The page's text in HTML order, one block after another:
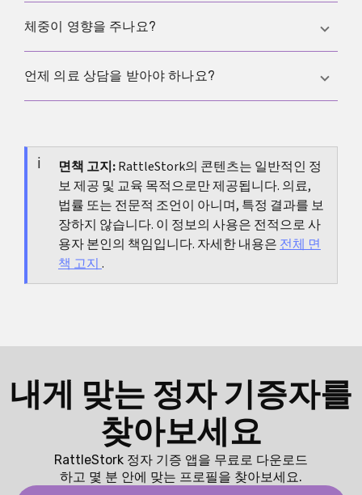
이쪽이 더 큰 도움이 되는 경우가 많습니다. 실제로 지
건강한 사람에서 폐경을 늦추는 목적에 대해서는 근거
한 설명이 전제되어야 합니다.
체중이 영향을 주나요?
극단적인 저체중과 만성적인 에너지 부족은 호르몬에
언제 의료 상담을 받아야 하나요?
혈, 증상이 심한 경우, 어떤 치료가 합리적인지 확신이
없는 경우입니다.
면책 고지:RattleStork의 콘텐츠는 일반적인 정
보 제공 및 교육 목적으로만 제공됩니다. 의료,
법률 또는 전문적 조언이 아니며, 특정 결과를 보
장하지 않습니다. 이 정보의 사용은 전적으로 사
용자 본인의 책임입니다. 자세한 내용은전체 면
책 고지.
내게 맞는 정자 기증자를
찾아보세요
RattleStork 정자 기증 앱을 무료로 다운로드
하고 몇 분 안에 맞는 프로필을 찾아보세요.